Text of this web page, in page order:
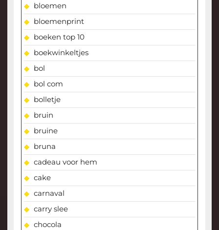
bloemen
bloemenprint
boeken top 10
boekwinkeltjes
bol
bol com
bolletje
bruin
bruine
bruna
cadeau voor hem
cake
carnaval
carry slee
chocola